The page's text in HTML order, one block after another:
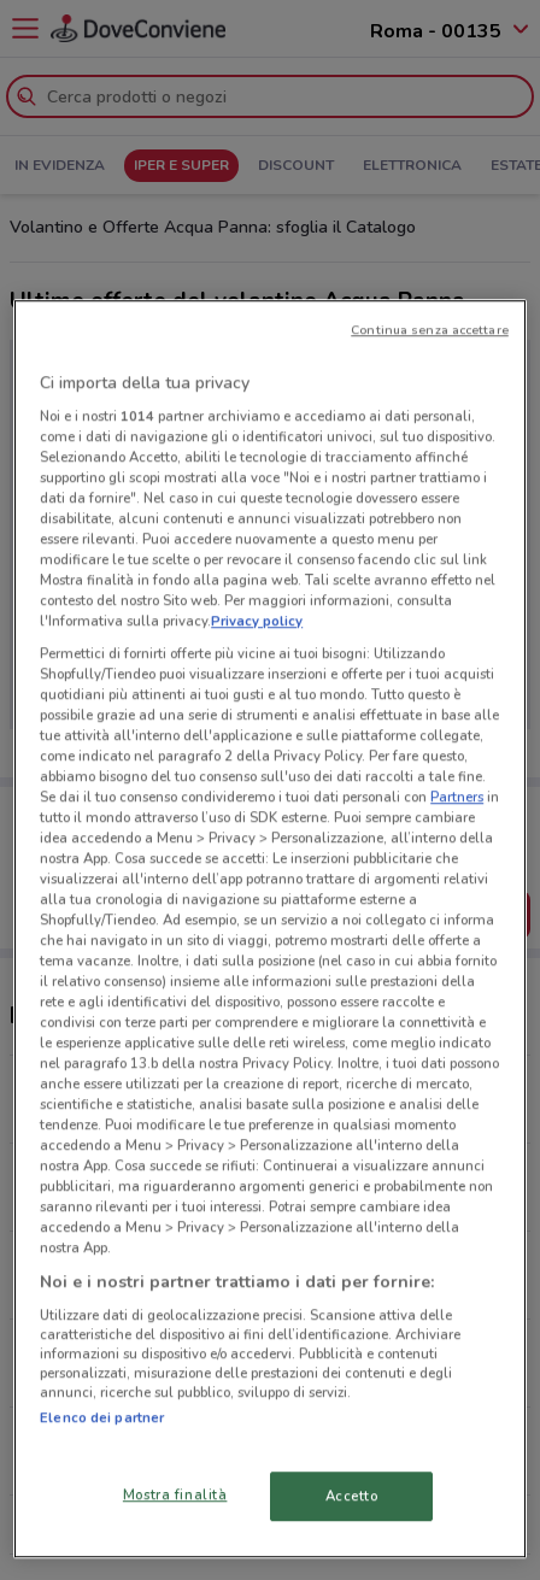
Roma - 00135
IN EVIDENZA IPER E SUPER DISCOUNT ELETTRONICA
Volantino e Offerte Acqua Panna: sfoglia il Catalogo
Ultime offerte del volantino Acqua Panna
Ci dispiace, al momento non abbiamo pubblicato
volantini nella tua zona. Riprova più tardi.
Porta DoveConviene sempre con te!
Puoi trovare le migliori offerte dei negozi vicino a te,
salvarle e creare la tua lista del risparmio, comodamente
dal tuo cellulare.
SCARICA L’APP
Negozi Acqua Panna nelle vicinanze
Via Andrea Bregno 41 Roma
1 km
CHIUSO
Via XVII Olimpiade,4 Roma
1.3 km
Corso Di Francia, 214 Roma
1.6 km
CHIUSO
Via Orlando De Tommaso, 39 Roma
1.8 km
CHIUSO
Tutti i negozi Acqua Panna
Ci importa della tua privacy
Noi e i nostri 1014partner archiviamo e accediamo ai dati personali,
come i dati di navigazione gli o identificatori univoci, sul tuo dispositivo.
Selezionando Accetto, abiliti le tecnologie di tracciamento affinché
supportino gli scopi mostrati alla voce "Noi e i nostri partner trattiamo i
dati da fornire". Nel caso in cui queste tecnologie dovessero essere
disabilitate, alcuni contenuti e annunci visualizzati potrebbero non
essere rilevanti. Puoi accedere nuovamente a questo menu per
modificare le tue scelte o per revocare il consenso facendo clic sul link
Mostra finalità in fondo alla pagina web. Tali scelte avranno effetto nel
contesto del nostro Sito web. Per maggiori informazioni, consulta
l'Informativa sulla privacy.Privacy policy
Permettici di fornirti offerte più vicine ai tuoi bisogni: Utilizzando
Shopfully/Tiendeo puoi visualizzare inserzioni e offerte per i tuoi acquisti
quotidiani più attinenti ai tuoi gusti e al tuo mondo. Tutto questo è
possibile grazie ad una serie di strumenti e analisi effettuate in base alle
tue attività all'interno dell'applicazione e sulle piattaforme collegate,
come indicato nel paragrafo 2 della Privacy Policy. Per fare questo,
abbiamo bisogno del tuo consenso sull'uso dei dati raccolti a tale fine.
Se dai il tuo consenso condivideremo i tuoi dati personali conPartnersin
tutto il mondo attraverso l’uso di SDK esterne. Puoi sempre cambiare
idea accedendo a Menu > Privacy > Personalizzazione, all’interno della
nostra App. Cosa succede se accetti: Le inserzioni pubblicitarie che
visualizzerai all'interno dell’app potranno trattare di argomenti relativi
alla tua cronologia di navigazione su piattaforme esterne a
Shopfully/Tiendeo. Ad esempio, se un servizio a noi collegato ci informa
che hai navigato in un sito di viaggi, potremo mostrarti delle offerte a
tema vacanze. Inoltre, i dati sulla posizione (nel caso in cui abbia fornito
il relativo consenso) insieme alle informazioni sulle prestazioni della
rete e agli identificativi del dispositivo, possono essere raccolte e
condivisi con terze parti per comprendere e migliorare la connettività e
le esperienze applicative sulle delle reti wireless, come meglio indicato
nel paragrafo 13.b della nostra Privacy Policy. Inoltre, i tuoi dati possono
anche essere utilizzati per la creazione di report, ricerche di mercato,
scientifiche e statistiche, analisi basate sulla posizione e analisi delle
tendenze. Puoi modificare le tue preferenze in qualsiasi momento
accedendo a Menu > Privacy > Personalizzazione all'interno della
nostra App. Cosa succede se rifiuti: Continuerai a visualizzare annunci
pubblicitari, ma riguarderanno argomenti generici e probabilmente non
saranno rilevanti per i tuoi interessi. Potrai sempre cambiare idea
accedendo a Menu > Privacy > Personalizzazione all'interno della
nostra App.
Noi e i nostri partner trattiamo i dati per fornire:
Utilizzare dati di geolocalizzazione precisi. Scansione attiva delle
caratteristiche del dispositivo ai fini dell’identificazione. Archiviare
informazioni su dispositivo e/o accedervi. Pubblicità e contenuti
personalizzati, misurazione delle prestazioni dei contenuti e degli
annunci, ricerche sul pubblico, sviluppo di servizi.
Elenco dei partner
Mostra finalità Accetto
Continua senza accettare